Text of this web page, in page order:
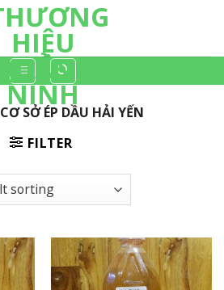
CƠ SỞ ÉP DẦU HẢI YẾN
FILTER